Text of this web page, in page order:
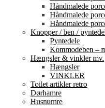
Håndmalede
Håndmalede
Håndmalede
Knopper / ben /
Pyntedele
Kommodeben –
Hængsler & vinkler mv.
Hængsler
VINKLER
Toilet artikler retro
Dørhamre
Husnumre